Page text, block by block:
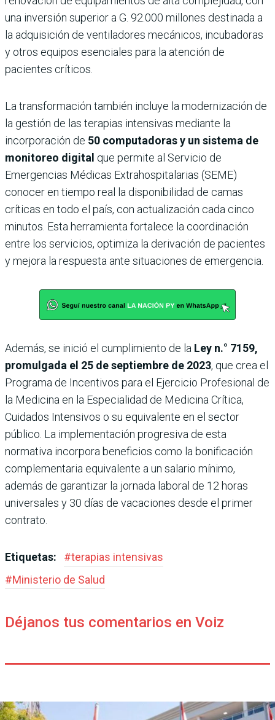
una inversión superior a G. 92.000 millones destinada a
la adquisición de ventiladores mecánicos, incubadoras
y otros equipos esenciales para la atención de
pacientes críticos.
La transformación también incluye la modernización de
la gestión de las terapias intensivas mediante la
incorporación de 50 computadoras y un sistema de
monitoreo digital que permite al Servicio de
Emergencias Médicas Extrahospitalarias (SEME)
conocer en tiempo real la disponibilidad de camas
críticas en todo el país, con actualización cada cinco
minutos. Esta herramienta fortalece la coordinación
entre los servicios, optimiza la derivación de pacientes
y mejora la respuesta ante situaciones de emergencia.
Además, se inició el cumplimiento de la Ley n.° 7159,
promulgada el 25 de septiembre de 2023, que crea el
Programa de Incentivos para el Ejercicio Profesional de
la Medicina en la Especialidad de Medicina Crítica,
Cuidados Intensivos o su equivalente en el sector
público. La implementación progresiva de esta
normativa incorpora beneficios como la bonificación
complementaria equivalente a un salario mínimo,
además de garantizar la jornada laboral de 12 horas
universales y 30 días de vacaciones desde el primer
contrato.
Etiquetas: #terapias intensivas
#Ministerio de Salud
Déjanos tus comentarios en Voiz